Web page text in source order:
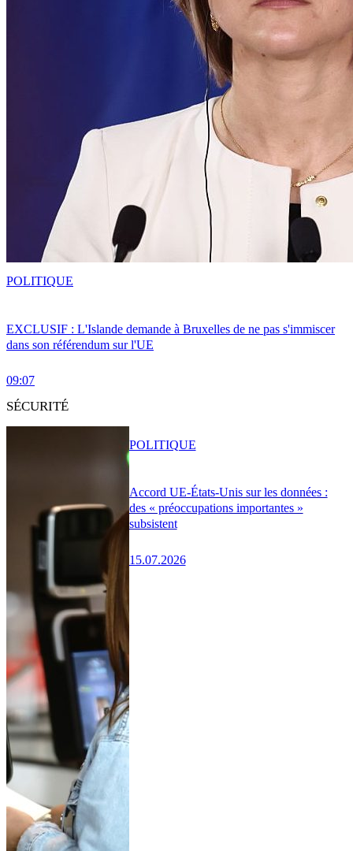
EXCLUSIF : L'Islande demande à Bruxelles de ne pas s'immiscer
dans son référendum sur l'UE
09:07
POLITIQUE
SÉCURITÉ
Accord UE-États-Unis sur les données :
des « préoccupations importantes »
subsistent
15.07.2026
POLITIQUE